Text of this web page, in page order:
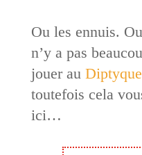
Ou les ennuis.
n’y a pas
jouer au
toutefois cela
ici…